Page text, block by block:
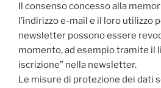
Il consenso concesso alla
l’indirizzo e-mail e il loro utilizzo
newsletter possono essere
momento, ad esempio tramite il
iscrizione” nella newsletter.
Le misure di protezione dei dati